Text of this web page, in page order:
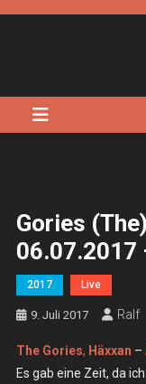
Gories
06.07.2017
2017 Live
9. Juli 2017 Ralf
The Gories, Häxxan –
Es gab eine Zeit, da